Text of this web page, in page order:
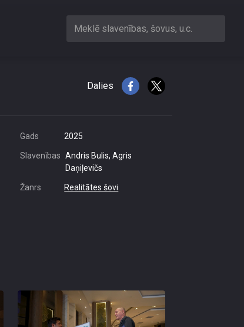
Meklē slavenības, šovus, u.c.
Dalies
Gads 2025
Slavenības Andris Bulis, Agris
Daņiļevičs
Žanrs Realitātes šovi